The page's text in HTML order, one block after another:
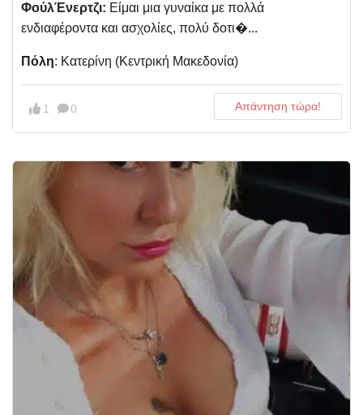
ΦούλΈνερτζι: Είμαι μια γυναίκα με πολλά
ενδιαφέροντα και ασχολίες, πολύ δοτι�...
Πόλη: Κατερίνη (Kεντρική Μακεδονία)
1 0 Απάντηση τώρα!